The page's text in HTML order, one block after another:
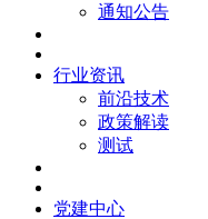
通知公告
行业资讯
前沿技术
政策解读
测试
党建中心